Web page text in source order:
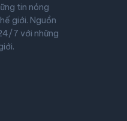
tin nóng
giới. Nguồn
7 với những